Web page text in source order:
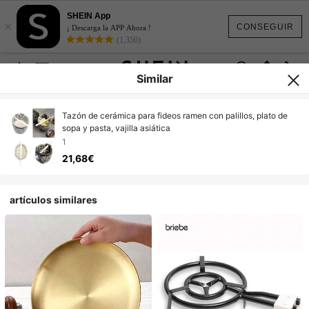
CONSEGUIR
×
SHEIN App
¡ Descarga la APP Ahora !
(1,350)
Similar
Tazón de cerámica para fideos ramen con palillos, plato de
sopa y pasta, vajilla asiática
1
21,68€
artículos similares